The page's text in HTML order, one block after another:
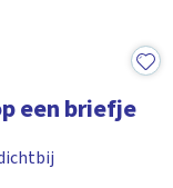
een briefje